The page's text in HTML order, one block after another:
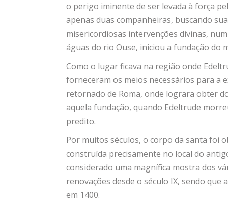
o perigo iminente de ser levada à força
apenas duas companheiras, buscando
misericordiosas intervenções divinas,
águas do rio Ouse, iniciou a fundação do
Como o lugar ficava na região onde
forneceram os meios necessários para a
retornado de Roma, onde lograra obter
aquela fundação, quando Edeltrude
predito.
Por muitos séculos, o corpo da santa foi
construída precisamente no local do
considerado uma magnífica mostra dos
renovações desde o século IX, sendo
em 1400.